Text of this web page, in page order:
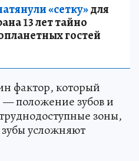
«сетку»для
13 лет тайно
гостей
фактор, который
положение зубов и
зоны,
усложняют